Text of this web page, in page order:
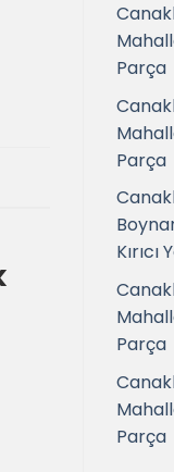
Parça
Parça
Parça
Parça